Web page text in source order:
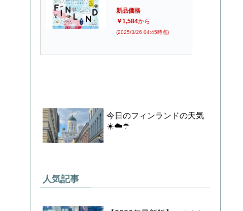
新品価格
￥1,584から
(2025/3/26 04:45時点)
今日のフィンランドの天気
☀️☁️☂️
人気記事